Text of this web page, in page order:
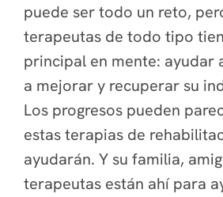
puede ser todo un reto,
terapeutas de todo tipo
principal en mente: ayudar
a mejorar y recuperar su
Los progresos pueden
estas terapias de
ayudarán. Y su familia,
terapeutas están ahí para